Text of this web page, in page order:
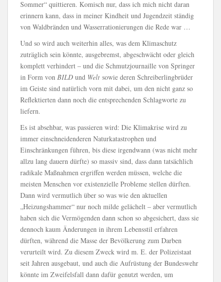
Sommer“ quittieren. Komisch nur, dass ich mich nicht daran
erinnern kann, dass in meiner Kindheit und Jugendzeit ständig
von Waldbränden und Wasserrationierungen die Rede war …
Und so wird auch weiterhin alles, was dem Klimaschutz
zuträglich sein könnte, ausgebremst, abgeschwächt oder gleich
komplett verhindert – und die Schmutzjournaille von Springer
in Form von BILD und Welt sowie deren Schreiberlingbrüder
im Geiste sind natürlich vorn mit dabei, um den nicht ganz so
Reflektierten dann noch die entsprechenden Schlagworte zu
liefern.
Es ist absehbar, was passieren wird: Die Klimakrise wird zu
immer einschneidenderen Naturkatastrophen und
Einschränkungen führen, bis diese irgendwann (was nicht mehr
allzu lang dauern dürfte) so massiv sind, dass dann tatsächlich
radikale Maßnahmen ergriffen werden müssen, welche die
meisten Menschen vor existenzielle Probleme stellen dürften.
Dann wird vermutlich über so was wie den aktuellen
„Heizungshammer“ nur noch milde gelächelt – aber vermutlich
haben sich die Vermögenden dann schon so abgesichert, dass sie
dennoch kaum Änderungen in ihrem Lebensstil erfahren
dürften, während die Masse der Bevölkerung zum Darben
verurteilt wird. Zu diesem Zweck wird m. E. der Polizeistaat
seit Jahren ausgebaut, und auch die Aufrüstung der Bundeswehr
könnte im Zweifelsfall dann dafür genutzt werden, um